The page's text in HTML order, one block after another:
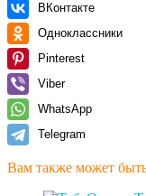
ВКонтакте
Одноклассники
Pinterest
Viber
WhatsApp
Telegram
Вам также может